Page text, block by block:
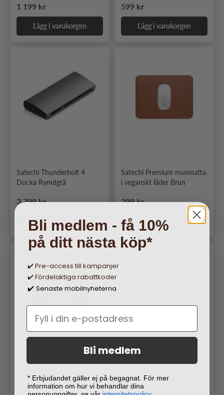
Ordinarie pris
1 199 kr
Lägg i varukorgen
Ordinarie pris
599 kr
Lägg i varukorgen
Satechi Thunderbolt 4
Docka Rymdgrå
Ordinarie pris
3 799 kr
Lägg i varukorgen
Satechi Premium musmatta
i veganskt läder Brun
Ordinarie pris
299 kr
Lägg i varukorgen
i veganskt läder Blå
Silver
Bli medlem - få 10%
på ditt nästa köp*
✔️ Pre-access till kampanjer
✔️ Fördelaktiga rabattkoder
✔️ Senaste mobilnyheterna
Bli medlem
* Erbjudandet gäller ej på begagnat. För mer
information om hur vi behandlar dina